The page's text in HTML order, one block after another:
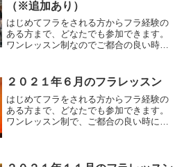
（※追加あり）
はじめてフラをされる方からフラ経験の
ある方まで、どなたでも参加できます。
ワンレッスン制なのでご都合の良い時
者～初級）とエンジョイクラス（初級～
中級）があります。参加費は...
２０２１年６月のフラレッスン
はじめてフラをされる方からフラ経験の
ある方まで、どなたでも参加できます。
ワンレッスン制で、ご都合の良い時に参